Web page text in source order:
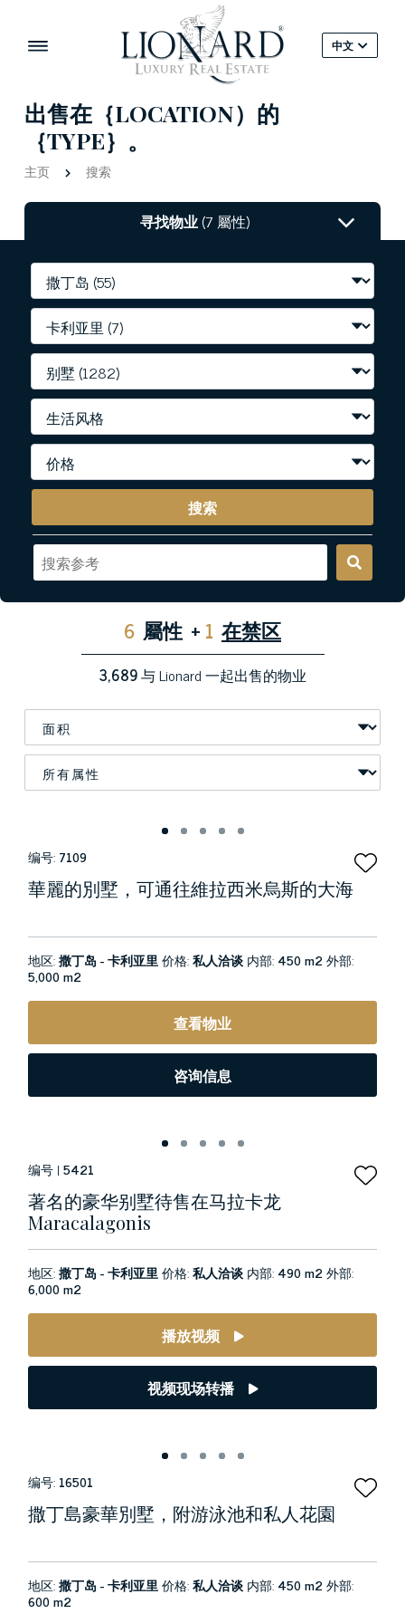
中文
出售在｛LOCATION）的
｛TYPE｝。
主页 搜索
寻找物业(7 屬性)
搜索
6 屬性 + 1 在禁区
3,689与 Lionard 一起出售的物业
编号: 7109
華麗的別墅，可通往維拉西米烏斯的大海
地区:撒丁岛 - 卡利亚里价格:私人洽谈 内部: 450 m2外部:
5,000 m2
查看物业
咨询信息
编号 | 5421
著名的豪华别墅待售在马拉卡龙
Maracalagonis
地区:撒丁岛 - 卡利亚里价格:私人洽谈 内部: 490 m2外部:
6,000 m2
播放视频
视频现场转播
编号: 16501
撒丁島豪華別墅，附游泳池和私人花園
地区:撒丁岛 - 卡利亚里价格:私人洽谈 内部: 450 m2外部:
600 m2